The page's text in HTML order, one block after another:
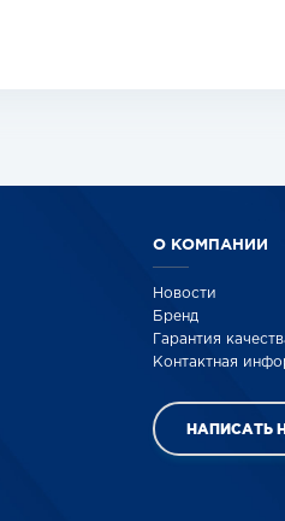
О КОМПАНИИ
Новости
Бренд
Гарантия
Контактная